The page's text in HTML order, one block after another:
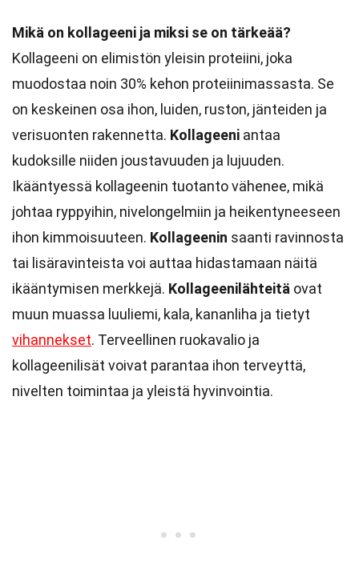
Mikä on kollageeni ja miksi se on tärkeää?
Kollageeni on elimistön yleisin proteiini, joka
muodostaa noin 30% kehon proteiinimassasta. Se
on keskeinen osa ihon, luiden, ruston, jänteiden ja
verisuonten rakennetta. Kollageeni antaa
kudoksille niiden joustavuuden ja lujuuden.
Ikääntyessä kollageenin tuotanto vähenee, mikä
johtaa ryppyihin, nivelongelmiin ja heikentyneeseen
ihon kimmoisuuteen. Kollageenin saanti ravinnosta
tai lisäravinteista voi auttaa hidastamaan näitä
ikääntymisen merkkejä. Kollageenilähteitä ovat
muun muassa luuliemi, kala, kananliha ja tietyt
vihannekset. Terveellinen ruokavalio ja
kollageenilisät voivat parantaa ihon terveyttä,
nivelten toimintaa ja yleistä hyvinvointia.